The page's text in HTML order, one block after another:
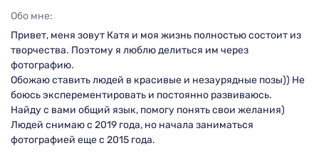
Обо мне:
Привет, меня зовут Катя и моя жизнь полностью состоит из
творчества. Поэтому я люблю делиться им через
фотографию.
Обожаю ставить людей в красивые и незаурядные позы)) Не
боюсь эксперементировать и постоянно развиваюсь.
Найду с вами общий язык, помогу понять свои желания)
Людей снимаю с 2019 года, но начала заниматься
фотографией еще с 2015 года.